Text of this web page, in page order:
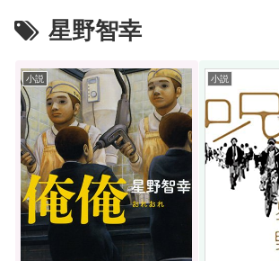
星野智幸
小説 小説